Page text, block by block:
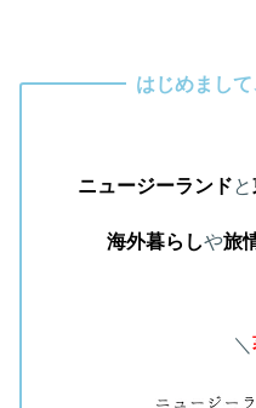
はじめまして
ニュージーランドと
海外暮らしや旅
＼